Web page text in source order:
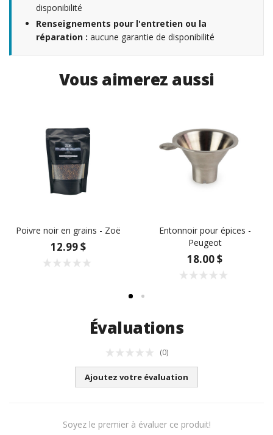
disponibilité
Renseignements pour l'entretien ou la
réparation : aucune garantie de disponibilité
Vous aimerez aussi
Poivre noir en grains - Zoë
12.99 $
Entonnoir pour épices -
Peugeot
18.00 $
Évaluations
(0)
Ajoutez votre évaluation
Soyez le premier à évaluer ce produit!